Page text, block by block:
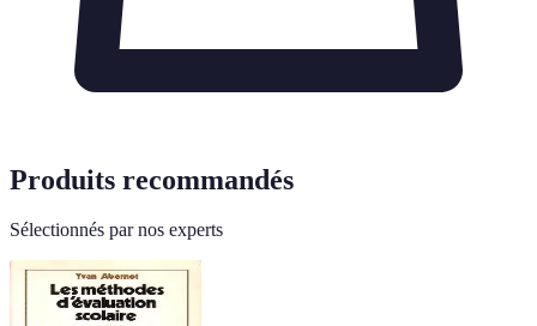
Produits recommandés
Sélectionnés par nos experts